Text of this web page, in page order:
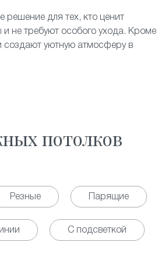
решение для тех, кто ценит
и не требуют особого ухода. Кроме
создают уютную атмосферу в
потолков
Резные Парящие
С подсветкой